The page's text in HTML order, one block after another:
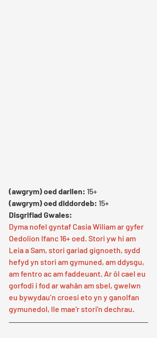
(awgrym) oed darllen: 15+
(awgrym) oed diddordeb: 15+
Disgrifiad Gwales:
Dyma nofel gyntaf Casia Wiliam ar gyfer
Oedolion Ifanc 16+ oed. Stori yw hi am
Leia a Sam, stori gariad gignoeth, sydd
hefyd yn stori am gymuned, am ddysgu,
am fentro ac am faddeuant. Ar ôl cael eu
gorfodi i fod ar wahân am sbel, gwelwn
eu bywydau’n croesi eto yn y ganolfan
gymunedol, lle mae'r stori'n dechrau.